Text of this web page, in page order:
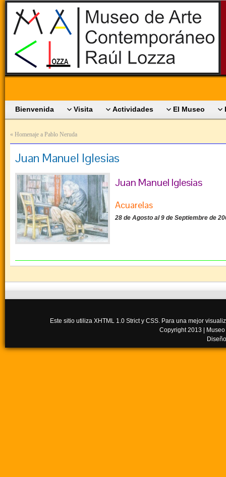
Bienvenida Visita Actividades El Museo
« Homenaje a Pablo Neruda
Juan Manuel Iglesias
Juan Manuel Iglesias
Acuarelas
28 de Agosto al 9 de Septiembre de
Este sitio utiliza XHTML 1.0 Strict y CSS. Para una mejor
Copyright 2013 |